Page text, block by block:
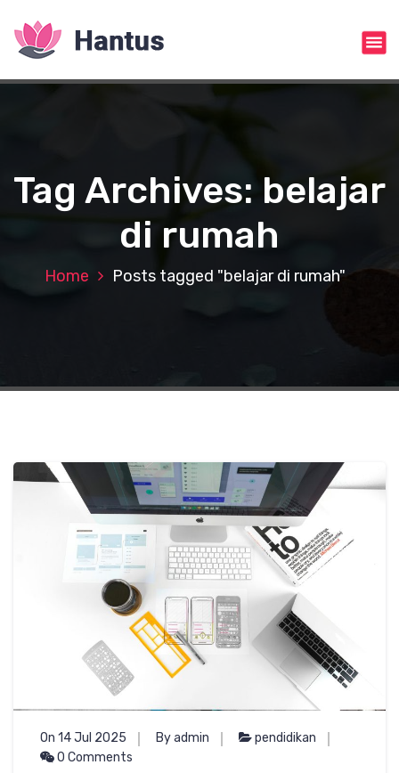
t
Tag Archives: belajar
di rumah
Home Posts tagged "belajar di rumah"
On 14 Jul 2025 By admin
pendidikan
0 Comments